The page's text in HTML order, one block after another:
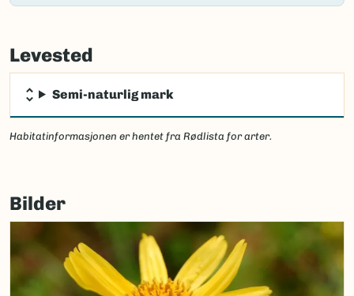
Failed
load
Levested
Semi-naturlig mark
Habitatinformasjonen er hentet fra Rødlista for arter.
Bilder